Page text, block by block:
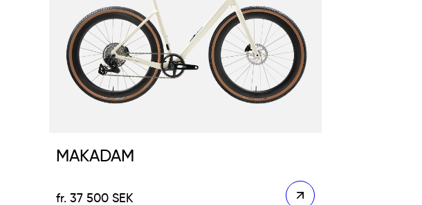
MAKADAM
37 500SEK